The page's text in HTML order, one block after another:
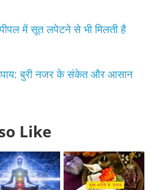
में सूत लपेटने से भी मिलती है
बुरी नजर के संकेत और आसान
Like